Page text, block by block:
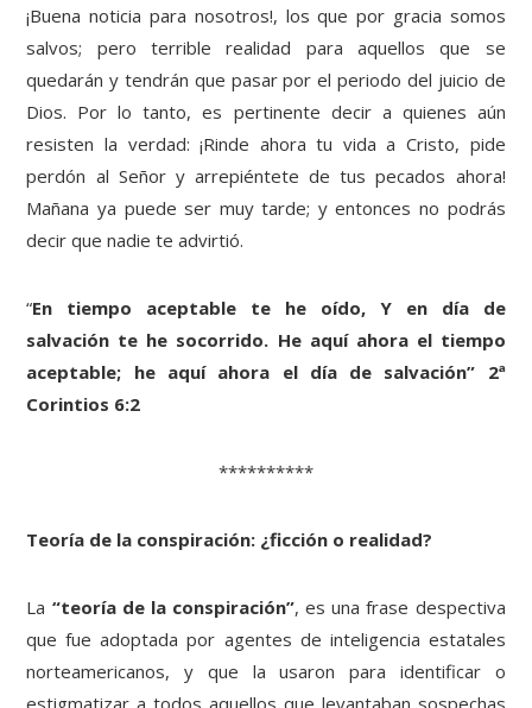
¡Buena noticia para nosotros!, los que por gracia somos
salvos; pero terrible realidad para aquellos que se
quedarán y tendrán que pasar por el periodo del juicio de
Dios. Por lo tanto, es pertinente decir a quienes aún
resisten la verdad: ¡Rinde ahora tu vida a Cristo, pide
perdón al Señor y arrepiéntete de tus pecados ahora!
Mañana ya puede ser muy tarde; y entonces no podrás
decir que nadie te advirtió.
“En tiempo aceptable te he oído, Y en día de
salvación te he socorrido. He aquí ahora el tiempo
aceptable; he aquí ahora el día de salvación” 2ª
Corintios 6:2
**********
Teoría de la conspiración: ¿ficción o realidad?
La “teoría de la conspiración”, es una frase despectiva
que fue adoptada por agentes de inteligencia estatales
norteamericanos, y que la usaron para identificar o
estigmatizar a todos aquellos que levantaban sospechas